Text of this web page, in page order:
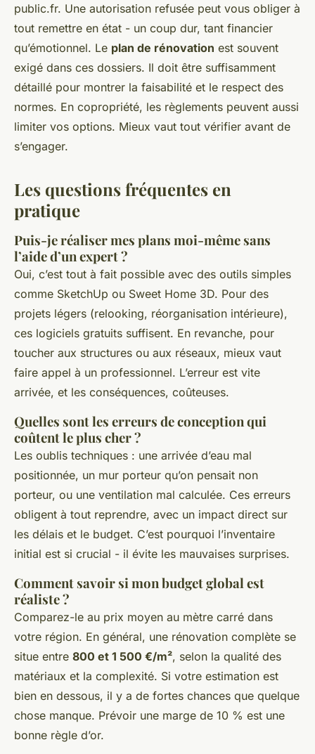
public.fr. Une autorisation refusée peut vous obliger à
tout remettre en état - un coup dur, tant financier
qu’émotionnel. Le plan de rénovation est souvent
exigé dans ces dossiers. Il doit être suffisamment
détaillé pour montrer la faisabilité et le respect des
normes. En copropriété, les règlements peuvent aussi
limiter vos options. Mieux vaut tout vérifier avant de
s’engager.
Les questions fréquentes en
pratique
Puis-je réaliser mes plans moi-même sans
l’aide d’un expert ?
Oui, c’est tout à fait possible avec des outils simples
comme SketchUp ou Sweet Home 3D. Pour des
projets légers (relooking, réorganisation intérieure),
ces logiciels gratuits suffisent. En revanche, pour
toucher aux structures ou aux réseaux, mieux vaut
faire appel à un professionnel. L’erreur est vite
arrivée, et les conséquences, coûteuses.
Quelles sont les erreurs de conception qui
coûtent le plus cher ?
Les oublis techniques : une arrivée d’eau mal
positionnée, un mur porteur qu’on pensait non
porteur, ou une ventilation mal calculée. Ces erreurs
obligent à tout reprendre, avec un impact direct sur
les délais et le budget. C’est pourquoi l’inventaire
initial est si crucial - il évite les mauvaises surprises.
Comment savoir si mon budget global est
réaliste ?
Comparez-le au prix moyen au mètre carré dans
votre région. En général, une rénovation complète se
situe entre 800 et 1 500 €/m², selon la qualité des
matériaux et la complexité. Si votre estimation est
bien en dessous, il y a de fortes chances que quelque
chose manque. Prévoir une marge de 10 % est une
bonne règle d’or.